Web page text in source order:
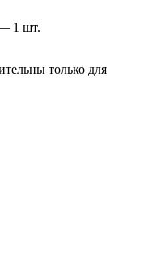
1 шт.
только для